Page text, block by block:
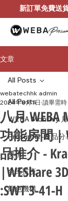
新訂單免費送
文章
All Posts
WEBA Monthly
Prosumer-產品分
獎項
全民抗疫
綠色機構
All Posts
八月 WEBA
功能房間 |
品推介 -
|WEShare
:SWT 3-41-H
webatechhk admin
2024年8月1日 讀畢需